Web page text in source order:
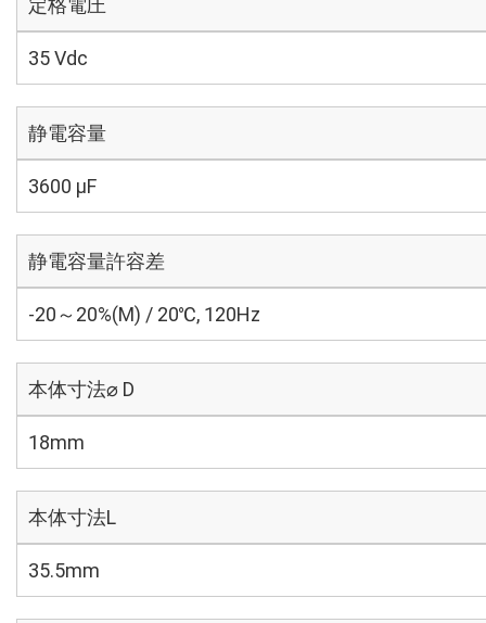
定格電圧
35 Vdc
静電容量
3600 µF
静電容量許容差
-20～20%(M) / 20℃, 120Hz
本体寸法⌀ D
18mm
本体寸法L
35.5mm